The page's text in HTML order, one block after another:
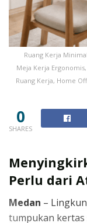
Ruang Kerja
Meja Kerja
Ruang Kerja, Home
0
SHARES
Perlu dari
Medan –
tumpukan kertas